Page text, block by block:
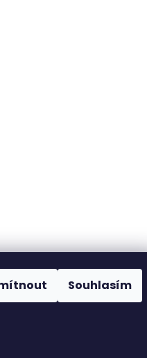
Souhlasím